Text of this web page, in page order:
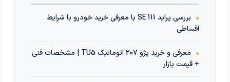
•
بررسی پراید 111 SE با معرفی خرید خودرو با شرایط
اقساطی
•
معرفی و خرید پژو 207 اتوماتیک TU5 | مشخصات فنی
+ قیمت بازار